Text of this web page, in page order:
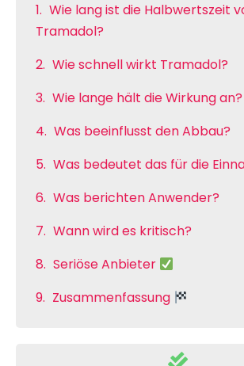
Wie lang ist die Halbwertszeit
Tramadol?
Wie schnell wirkt Tramadol?
Wie lange hält die Wirkung an?
Was beeinflusst den Abbau?
Was bedeutet das für die
Was berichten Anwender?
Wann wird es kritisch?
Seriöse Anbieter
Zusammenfassung